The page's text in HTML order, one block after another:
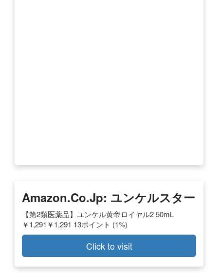
Amazon.co.jp: ユンケルスター
【第2類医薬品】ユンケル黄帝ロイヤル2 50mL
￥1,291￥1,291 13ポイント (1%)
Click to visit